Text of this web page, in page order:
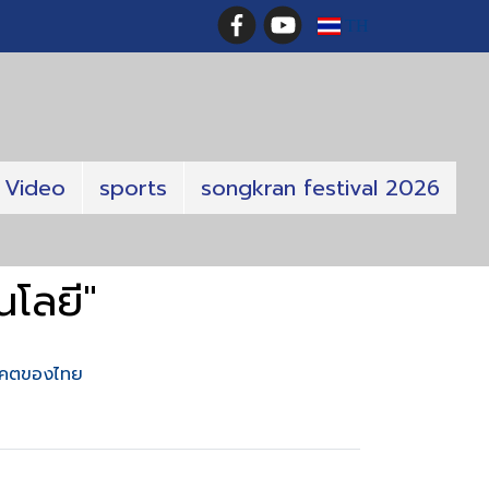
TH
Video sports songkran festival 2026
ลยี"
ตของไทย